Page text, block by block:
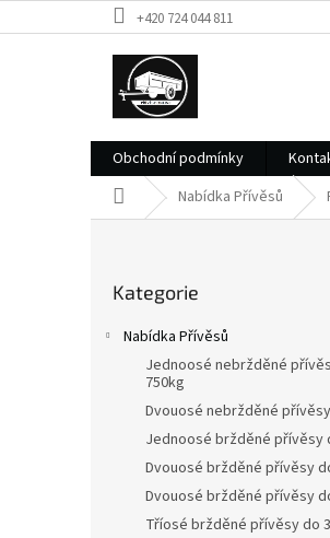
na
+420 724 044 811
Obchodní podmínky
Domů Nabídka Přívěsů
kategorie
Kategorie
Nabídka Přívěsů
Jednoosé nebržděné
750kg
Dvouosé nebržděné
Jednoosé bržděné přívěsy
Dvouosé bržděné přívěsy
Dvouosé bržděné přívěsy
Tříosé bržděné přívěsy do